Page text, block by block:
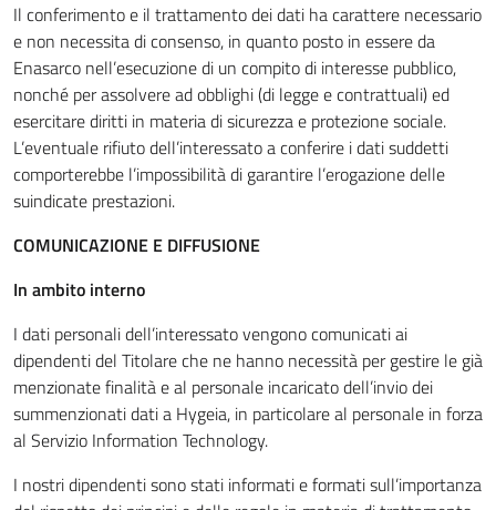
Il conferimento e il trattamento dei dati ha carattere necessario
e non necessita di consenso, in quanto posto in essere da
Enasarco nell’esecuzione di un compito di interesse pubblico,
nonché per assolvere ad obblighi (di legge e contrattuali) ed
esercitare diritti in materia di sicurezza e protezione sociale.
L’eventuale rifiuto dell’interessato a conferire i dati suddetti
comporterebbe l’impossibilità di garantire l’erogazione delle
suindicate prestazioni.
COMUNICAZIONE E DIFFUSIONE
In ambito interno
I dati personali dell’interessato vengono comunicati ai
dipendenti del Titolare che ne hanno necessità per gestire le già
menzionate finalità e al personale incaricato dell’invio dei
summenzionati dati a Hygeia, in particolare al personale in forza
al Servizio Information Technology.
I nostri dipendenti sono stati informati e formati sull’importanza